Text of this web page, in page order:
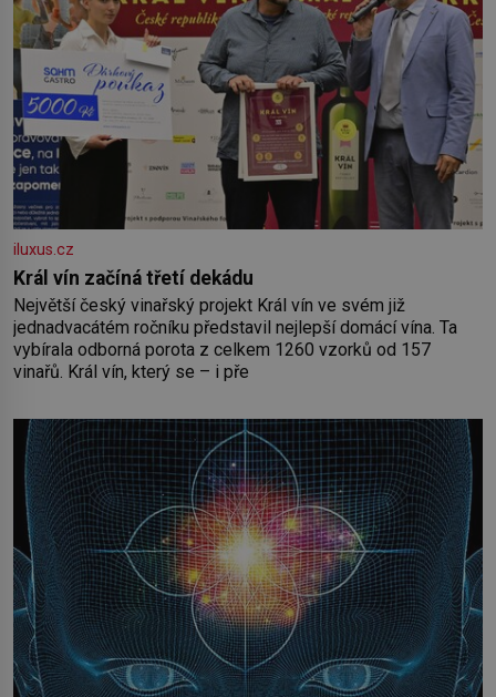
iluxus.cz
Král vín začíná třetí dekádu
Největší český vinařský projekt Král vín ve svém již
jednadvacátém ročníku představil nejlepší domácí vína. Ta
vybírala odborná porota z celkem 1260 vzorků od 157
vinařů. Král vín, který se – i pře